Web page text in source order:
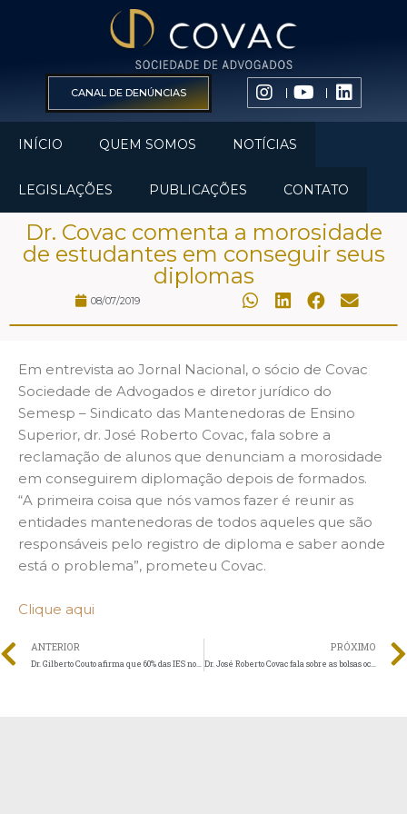
CANAL DE DENÚNCIAS
INÍCIO QUEM SOMOS NOTÍCIAS
LEGISLAÇÕES PUBLICAÇÕES CONTATO
Dr. Covac comenta a morosidade
de estudantes em conseguir seus
diplomas
08/07/2019
Em entrevista ao Jornal Nacional, o sócio de Covac
Sociedade de Advogados e diretor jurídico do
Semesp – Sindicato das Mantenedoras de Ensino
Superior, dr. José Roberto Covac, fala sobre a
reclamação de alunos que denunciam a morosidade
em conseguirem diplomação depois de formados.
“A primeira coisa que nós vamos fazer é reunir as
entidades mantenedoras de todos aqueles que são
responsáveis pelo registro de diploma e saber aonde
está o problema”, prometeu Covac.
Clique aqui
ANTERIOR PRÓXIMO
Dr. José Roberto Covac fala sobre as bolsas ociosas do ProUni